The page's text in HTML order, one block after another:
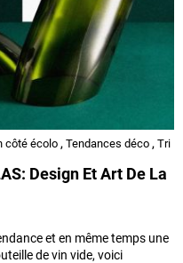
côté écolo, Tendances déco , Tri
Design Et Art De La
et en même temps une
de vin vide, voici